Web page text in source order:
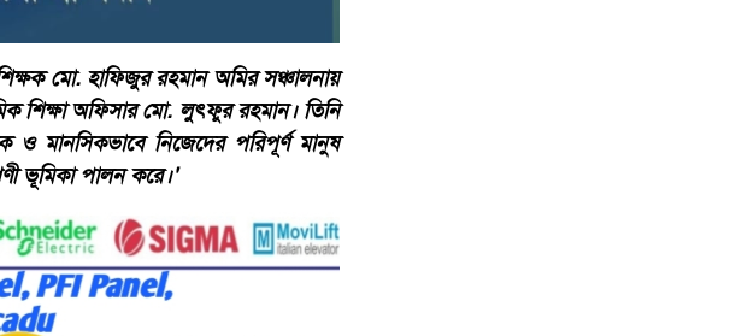
মো. হাফিজুর রহমান অমির সঞ্চালনায়
শিক্ষা অফিসার মো. লুৎফুর রহমান। তিনি
ও মানসিকভাবে নিজেদের পরিপূর্ণ মানুষ
ভূমিকা পালন করে।'